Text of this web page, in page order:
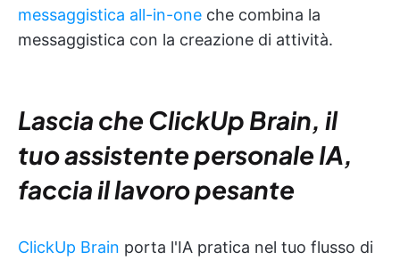
messaggistica all-in-one che combina la
messaggistica con la creazione di attività.
Lascia che ClickUp Brain, il
tuo assistente personale IA,
faccia il lavoro pesante
ClickUp Brain porta l'IA pratica nel tuo flusso di